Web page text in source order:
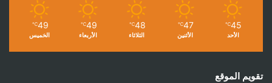
45
℃
الأحد
47
℃
الأثنين
48
℃
الثلاثاء
49
℃
الأربعاء
49
℃
الخميس
تقويم الموقع